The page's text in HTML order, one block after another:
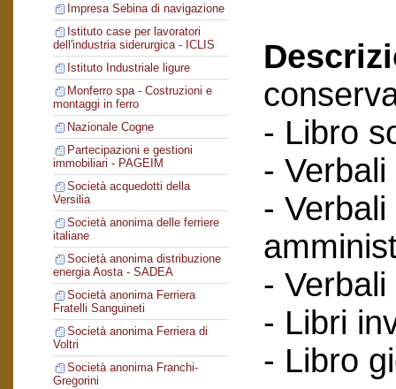
Impresa Sebina di navigazione
Istituto case per lavoratori
dell'industria siderurgica - ICLIS
Istituto Industriale ligure
Monferro spa - Costruzioni e
montaggi in ferro
Nazionale Cogne
Partecipazioni e gestioni
immobiliari - PAGEIM
Società acquedotti della
Versilia
Società anonima delle ferriere
italiane
Società anonima distribuzione
energia Aosta - SADEA
Società anonima Ferriera
Fratelli Sanguineti
Società anonima Ferriera di
Voltri
Società anonima Franchi-
Gregorini
- Libro
-
-
-
- Libri
- Libro